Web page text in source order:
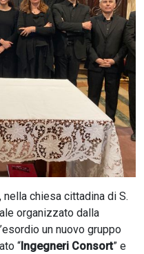
chiesa cittadina di S.
organizzato dalla
un nuovo gruppo
“ Ingegneri Consort” e